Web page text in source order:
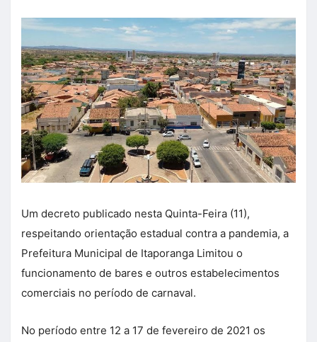
Um decreto publicado nesta Quinta-Feira (11),
respeitando orientação estadual contra a pandemia, a
Prefeitura Municipal de Itaporanga Limitou o
funcionamento de bares e outros estabelecimentos
comerciais no período de carnaval.
No período entre 12 a 17 de fevereiro de 2021 os